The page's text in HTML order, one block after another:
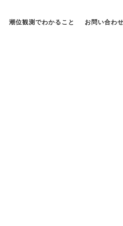
潮位観測でわかること お問い合わせ